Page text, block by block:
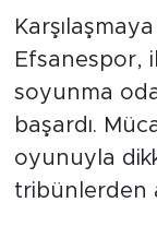
Efsanespor,
soyunma
başardı.
oyunuyla
tribünlerden